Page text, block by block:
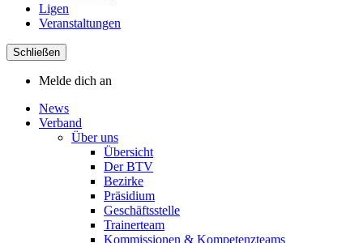
Ligen
Veranstaltungen
Schließen
Melde dich an
News
Verband
Über uns
Übersicht
Der BTV
Bezirke
Präsidium
Geschäftsstelle
Trainerteam
Kommissionen & Kompetenzteams